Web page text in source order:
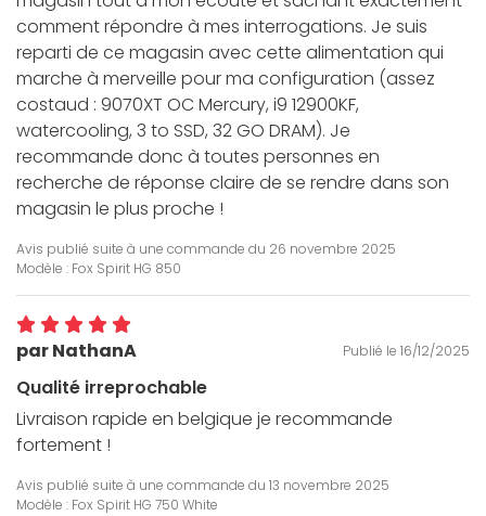
comment répondre à mes interrogations. Je suis
reparti de ce magasin avec cette alimentation qui
marche à merveille pour ma configuration (assez
costaud : 9070XT OC Mercury, i9 12900KF,
watercooling, 3 to SSD, 32 GO DRAM). Je
recommande donc à toutes personnes en
recherche de réponse claire de se rendre dans son
magasin le plus proche !
Avis publié suite à une commande du 26 novembre 2025
Modèle : Fox Spirit HG 850
par NathanA Publié le 16/12/2025
Qualité irreprochable
Livraison rapide en belgique je recommande
fortement !
Avis publié suite à une commande du 13 novembre 2025
Modèle : Fox Spirit HG 750 White